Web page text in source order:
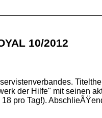
10/2012
der Hilfe" mit seinen
pro Tag!).